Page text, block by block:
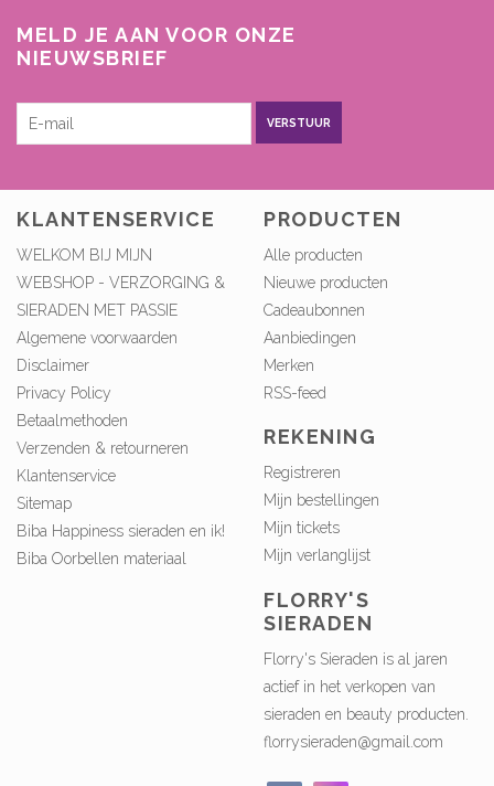
MELD JE AAN VOOR ONZE
NIEUWSBRIEF
VERSTUUR
KLANTENSERVICE
WELKOM BIJ MIJN
WEBSHOP - VERZORGING &
SIERADEN MET PASSIE
Algemene voorwaarden
Disclaimer
Privacy Policy
Betaalmethoden
Verzenden & retourneren
Klantenservice
Sitemap
Biba Happiness sieraden en ik!
Biba Oorbellen materiaal
PRODUCTEN
Alle producten
Nieuwe producten
Cadeaubonnen
Aanbiedingen
Merken
RSS-feed
REKENING
Registreren
Mijn bestellingen
Mijn tickets
Mijn verlanglijst
FLORRY'S
SIERADEN
Florry's Sieraden is al jaren
actief in het verkopen van
sieraden en beauty producten.
florrysieraden@gmail.com